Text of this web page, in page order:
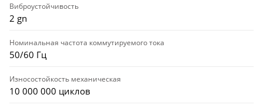
Виброустойчивость
2 gn
Номинальная частота коммутируемого тока
50/60 Гц
Износостойкость механическая
10 000 000 циклов